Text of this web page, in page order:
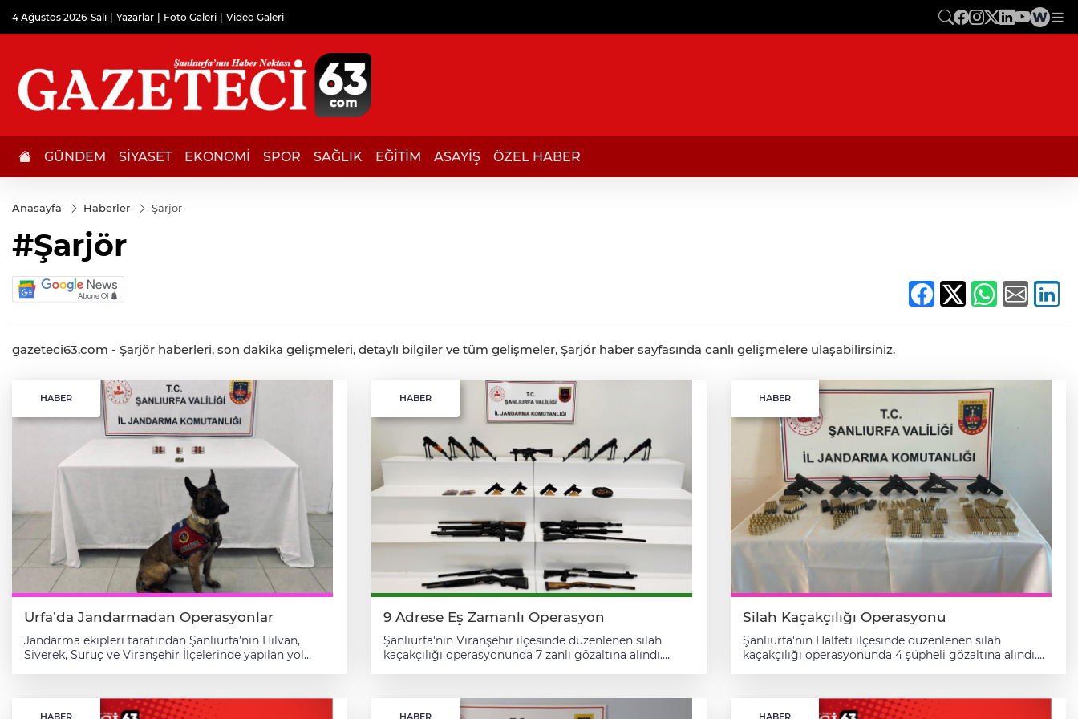
4 Ağustos 2026-Salı Yazarlar Foto Galeri Video Galeri
GÜNDEM SİYASET EKONOMİ SPOR SAĞLIK EĞİTİM ASAYİŞ ÖZEL HABER
Anasayfa Haberler Şarjör
#Şarjör
gazeteci63.com - Şarjör haberleri, son dakika gelişmeleri, detaylı bilgiler ve tüm gelişmeler, Şarjör haber sayfasında canlı gelişmelere ulaşabilirsiniz.
HABER
Urfa’da Jandarmadan Operasyonlar
Jandarma ekipleri tarafından Şanlıurfa’nın Hilvan,
Siverek, Suruç ve Viranşehir İlçelerinde yapılan yol
ilişkin yapılan resmi açıklamada şu ifadelere yer verildi.
"Şanlıurfa İl Jandarma Komutanlığı tarafından
HABER
9 Adrese Eş Zamanlı Operasyon
Şanlıurfa'nın Viranşehir ilçesinde düzenlenen silah
kaçakçılığı operasyonunda 7 zanlı gözaltına alındı.
kapsamında İl Jandarma Komutanlığı ekiplerince
belirlenen 9 adrese eş zamanlı operasyon düzenlendi.
HABER
Silah Kaçakçılığı Operasyonu
Şanlıurfa'nın Halfeti ilçesinde düzenlenen silah
kaçakçılığı operasyonunda 4 şüpheli gözaltına alındı.
mücadele kapsamında yapılan çalışmalarda, "genel
güvenliği tehlikeye soktuğu" tespit edilen 4 şüphelinin